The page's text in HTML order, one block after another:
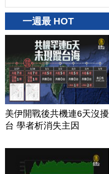
一週最 HOT
美伊開戰後共機連6天沒擾
台 學者析消失主因